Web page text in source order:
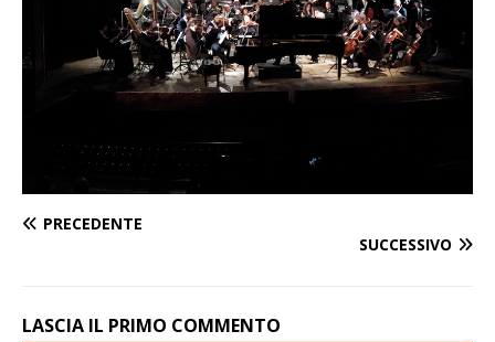
PRECEDENTE
SUCCESSIVO
LASCIA IL PRIMO COMMENTO